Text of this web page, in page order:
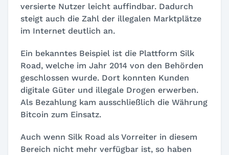
versierte Nutzer leicht auffindbar. Dadurch
steigt auch die Zahl der illegalen Marktplätze
im Internet deutlich an.
Ein bekanntes Beispiel ist die Plattform Silk
Road, welche im Jahr 2014 von den Behörden
geschlossen wurde. Dort konnten Kunden
digitale Güter und illegale Drogen erwerben.
Als Bezahlung kam ausschließlich die Währung
Bitcoin zum Einsatz.
Auch wenn Silk Road als Vorreiter in diesem
Bereich nicht mehr verfügbar ist, so haben